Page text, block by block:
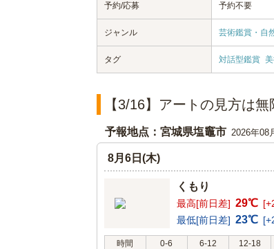
予約/応募 予約不要
ジャンル 芸術鑑賞・自
タグ 対話型鑑賞
【3/16】アートの見方は
予報地点：宮城県塩竈市 2026年08
8月6日(木)
くもり
最高[前日差] 29℃
最低[前日差] 23℃
時間 0-6 6-12 12-18